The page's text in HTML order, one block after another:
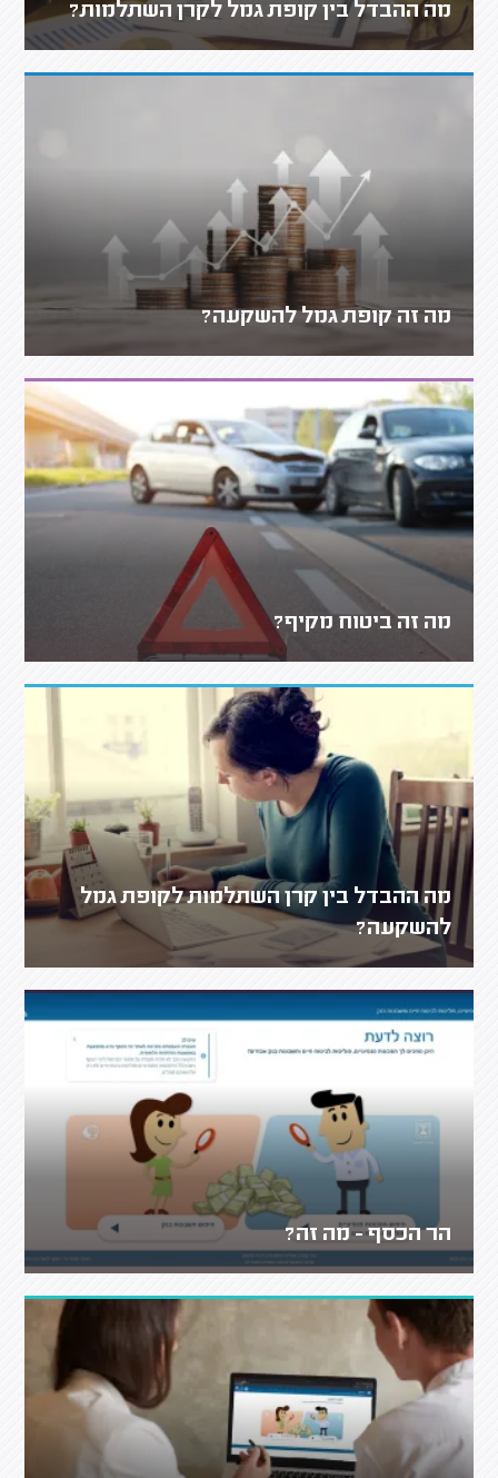
מה ההבדל בין קופת גמל לקרן השתלמות?
מה זה קופת גמל להשקעה?
מה זה ביטוח מקיף?
מה ההבדל בין קרן השתלמות לקופת גמל
להשקעה?
הר הכסף - מה זה?